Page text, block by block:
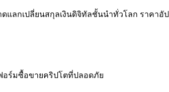
ารซื้อขาย
ดแลกเปลี่ยนสกุลเงินดิจิทัลชั้นนำทั่วโลก ราคา
อร์มซื้อขายคริปโตที่ปลอดภัย